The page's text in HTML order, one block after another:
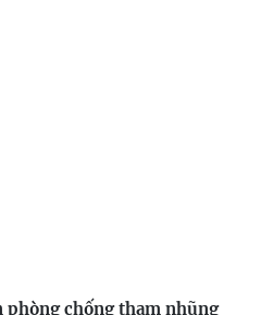
phòng chống tham nhũng